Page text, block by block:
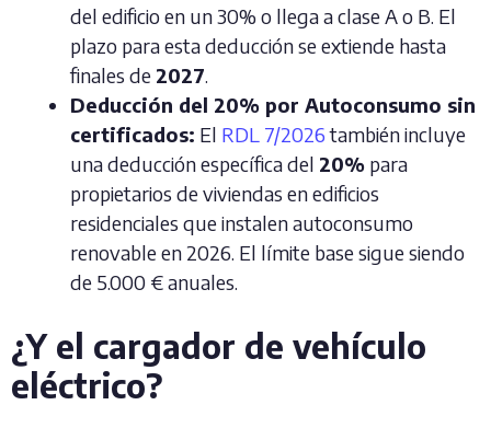
del edificio en un 30% o llega a clase A o B. El
plazo para esta deducción se extiende hasta
finales de 2027.
Deducción del 20% por Autoconsumo sin
certificados: El RDL 7/2026también incluye
una deducción específica del 20% para
propietarios de viviendas en edificios
residenciales que instalen autoconsumo
renovable en 2026. El límite base sigue siendo
de 5.000 € anuales.
¿Y el cargador de vehículo
eléctrico?